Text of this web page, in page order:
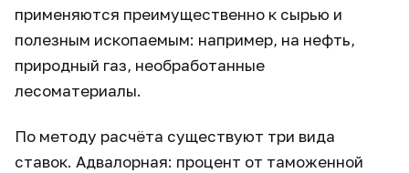
применяются преимущественно к сырью и
полезным ископаемым: например, на нефть,
природный газ, необработанные
лесоматериалы.
По методу расчёта существуют три вида
ставок. Адвалорная: процент от таможенной